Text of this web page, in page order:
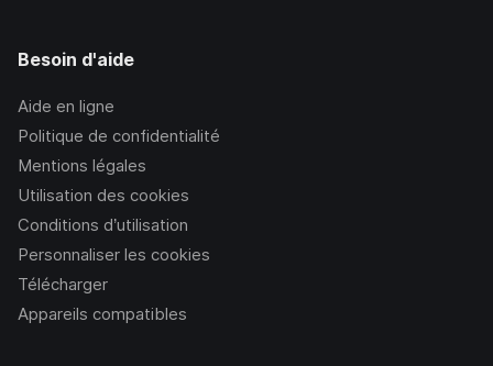
Besoin d'aide
Aide en ligne
Politique de confidentialité
Mentions légales
Utilisation des cookies
Conditions d’utilisation
Personnaliser les cookies
Télécharger
Appareils compatibles